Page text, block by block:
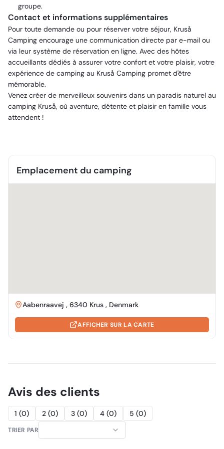
groupe.
Contact et informations supplémentaires
Pour toute demande ou pour réserver votre séjour, Kruså
Camping encourage une communication directe par e-mail ou
via leur système de réservation en ligne. Avec des hôtes
accueillants dédiés à assurer votre confort et votre plaisir, votre
expérience de camping au Kruså Camping promet d'être
mémorable.
Venez créer de merveilleux souvenirs dans un paradis naturel au
camping Kruså, où aventure, détente et plaisir en famille vous
attendent !
Emplacement du camping
Aabenraavej , 6340 Krus , Denmark
AFFICHER SUR LA CARTE
Avis des clients
1 (0) 2 (0) 3 (0) 4 (0) 5 (0)
TRIER PAR